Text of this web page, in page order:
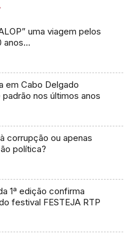
uma viagem pelos
anos…
em Cabo Delgado
nos últimos anos
corrupção ou apenas
política?
1ª edição confirma
festival FESTEJA RTP